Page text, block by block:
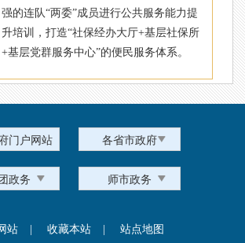
强的连队“两委”成员进行公共服务能力提
升培训，打造“社保经办大厅+基层社保所
+基层党群服务中心”的便民服务体系。
门户网站 各省市政府
政务 师市政务
站 收藏本站 站点地图